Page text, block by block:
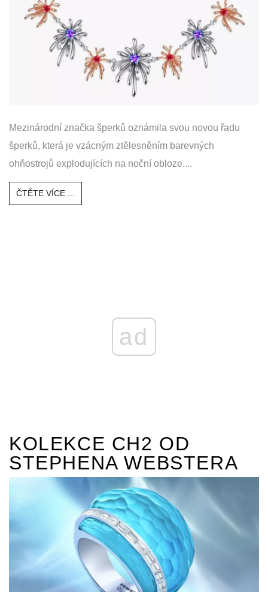
Mezinárodní značka šperků oznámila svou novou řadu
šperků, která je vzácným ztělesněním barevných
ohňostrojů explodujících na noční obloze....
ČTĚTE VÍCE ...
ad
KOLEKCE CH2 OD
STEPHENA WEBSTERA